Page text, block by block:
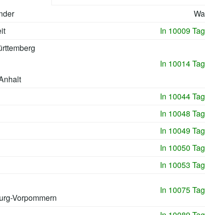
In 10009
In 10014
In 10044
In 10048
In 10049
In 10050
In 10053
Vorpommern
In 10075